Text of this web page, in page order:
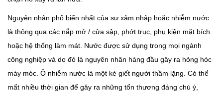
Nguyên nhân phổ biến nhất của sự xâm nhập hoặc nhiễm nước
là thông qua các nắp mở / cửa sập, phớt trục, phụ kiện mặt bích
hoặc hệ thống làm mát. Nước được sử dụng trong mọi ngành
công nghiệp và do đó là nguyên nhân hàng đầu gây ra hỏng hóc
máy móc. Ô nhiễm nước là một kẻ giết người thầm lặng. Có thể
mất nhiều thời gian để gây ra những tổn thương đáng chú ý,